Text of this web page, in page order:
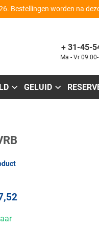
Bestellingen worden na
+ 31-45-
Ma - Vr
GELUID